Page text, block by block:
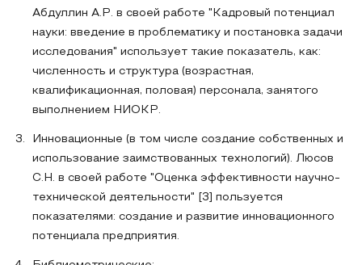
Абдуллин А.Р. в своей работе "Кадровый потенциал
науки: введение в проблематику и постановка задачи
исследования" использует такие показатель, как:
численность и структура (возрастная,
квалификационная, половая) персонала, занятого
выполнением НИОКР.
Инновационные (в том числе создание собственных и
использование заимствованных технологий). Люсов
С.Н. в своей работе "Оценка эффективности научно-
технической деятельности" [3] пользуется
показателями: создание и развитие инновационного
потенциала предприятия.